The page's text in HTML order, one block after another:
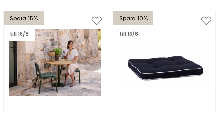
Spara 15%
till 16/8
Spara 10%
till 16/8